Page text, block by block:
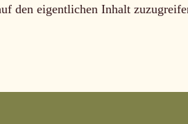
den eigentlichen Inhalt